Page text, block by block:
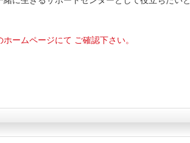
ームページにて ご確認下さい。